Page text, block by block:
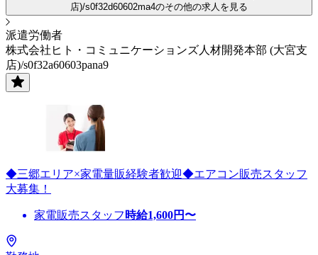
店)/s0f32d60602ma4のその他の求人を見る
派遣労働者
株式会社ヒト・コミュニケーションズ人材開発本部 (大宮支
店)/s0f32a60603pana9
◆三郷エリア×家電量販経験者歓迎◆エアコン販売スタッフ
大募集！
家電販売スタッフ 時給1,600円〜